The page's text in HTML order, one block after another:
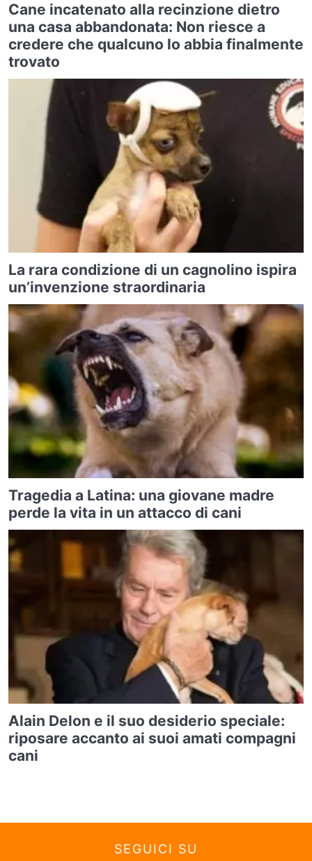
Cane incatenato alla recinzione dietro
una casa abbandonata: Non riesce a
credere che qualcuno lo abbia finalmente
trovato
La rara condizione di un cagnolino ispira
un’invenzione straordinaria
Tragedia a Latina: una giovane madre
perde la vita in un attacco di cani
Alain Delon e il suo desiderio speciale:
riposare accanto ai suoi amati compagni
cani
SEGUICI SU